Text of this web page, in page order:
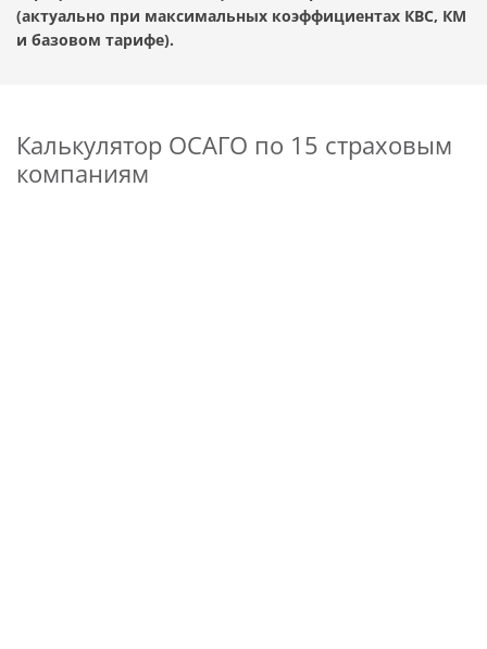
(актуально при максимальных коэффициентах КВС, КМ
и базовом тарифе).
Калькулятор ОСАГО по 15 страховым
компаниям